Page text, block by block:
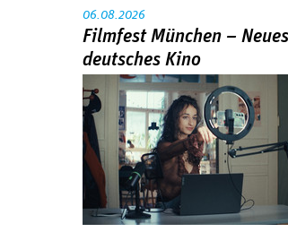
06.08.2026
Filmfest München – Neues
deutsches Kino